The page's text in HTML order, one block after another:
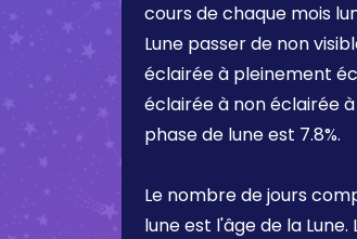
cours de chaque mois
Lune passer de non
éclairée à pleinement
éclairée à non éclairée
phase de lune est 7.8%.
Le nombre de jours
lune est l'âge de la Lune.